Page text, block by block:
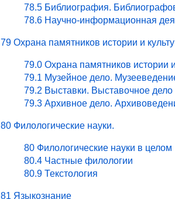
78.5 Библиография.
78.6 Научно-информационная
79 Охрана памятников истории и
79.0 Охрана памятников истории
79.1 Музейное дело.
79.2 Выставки. Выставочное дело
79.3 Архивное дело.
80 Филологические науки.
80 Филологические науки в целом
80.4 Частные филологии
80.9 Текстология
81 Языкознание